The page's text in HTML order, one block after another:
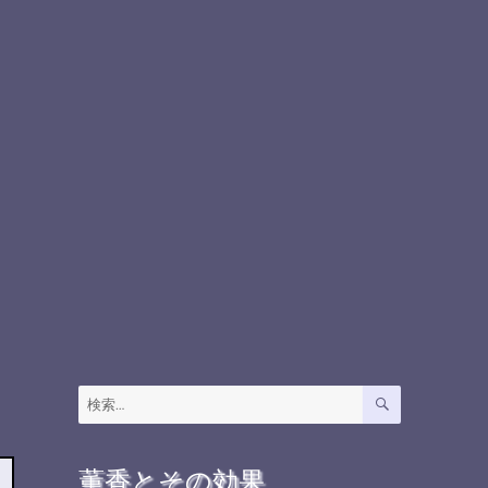
検
索:
検
薫香とその効果